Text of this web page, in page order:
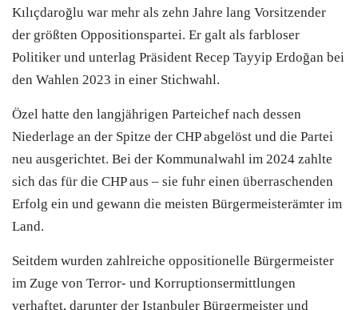
Kılıçdaroğlu war mehr als zehn Jahre lang Vorsitzender
der größten Oppositionspartei. Er galt als farbloser
Politiker und unterlag Präsident Recep Tayyip Erdoğan bei
den Wahlen 2023 in einer Stichwahl.
Özel hatte den langjährigen Parteichef nach dessen
Niederlage an der Spitze der CHPabgelöst und die Partei
neu ausgerichtet. Bei der Kommunalwahl im 2024 zahlte
sich das für die CHPaus – sie fuhr einen überraschenden
Erfolg ein und gewann die meisten Bürgermeisterämter im
Land.
Seitdem wurden zahlreiche oppositionelle Bürgermeister
im Zuge von Terror- und Korruptionsermittlungen
verhaftet, darunter der Istanbuler Bürgermeister und